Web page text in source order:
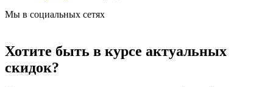
Мы в социальных сетях
Хотите быть в курсе актуальных
скидок?